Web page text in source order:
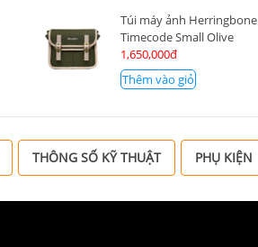
Túi máy ảnh Herringbone
Timecode Small Olive
1,650,000đ
Thêm vào giỏ
THÔNG SỐ KỸ THUẬT PHỤ KIỆN